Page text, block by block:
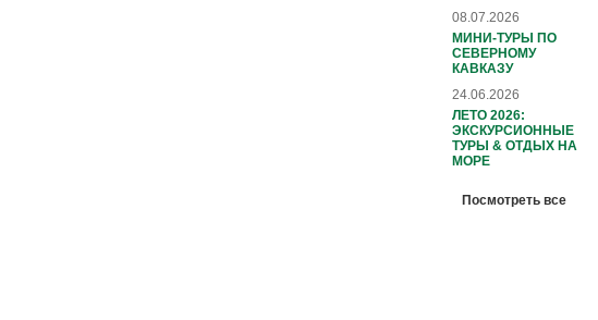
08.07.2026
МИНИ-ТУРЫ ПО
СЕВЕРНОМУ
КАВКАЗУ
24.06.2026
ЛЕТО 2026:
ЭКСКУРСИОННЫЕ
ТУРЫ & ОТДЫХ НА
МОРЕ
Посмотреть все